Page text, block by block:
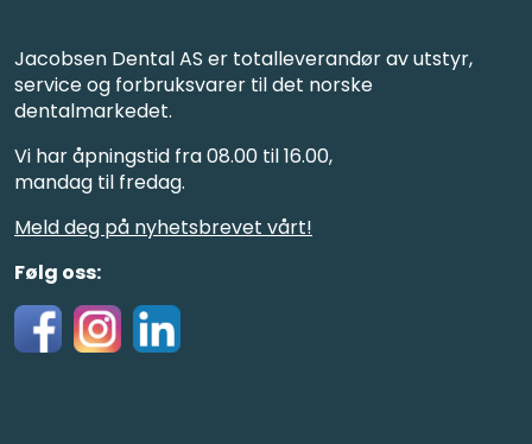
Jacobsen Dental AS er totalleverandør av utstyr,
service og forbruksvarer til det norske
dentalmarkedet.
Vi har åpningstid fra 08.00 til 16.00,
mandag til fredag.
Meld deg på nyhetsbrevet vårt!
Følg oss: